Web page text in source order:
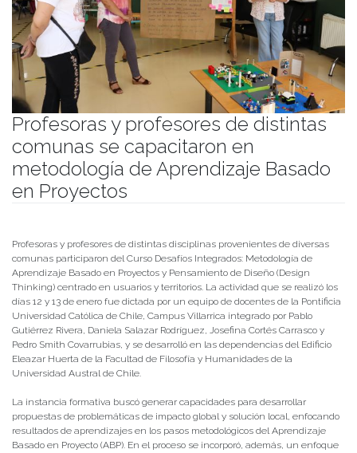
Profesoras y profesores de distintas
comunas se capacitaron en
metodología de Aprendizaje Basado
en Proyectos
Profesoras y profesores de distintas disciplinas provenientes de diversas
comunas participaron del Curso Desafíos Integrados: Metodología de
Aprendizaje Basado en Proyectos y Pensamiento de Diseño (Design
Thinking) centrado en usuarios y territorios. La actividad que se realizó los
días 12 y 13 de enero fue dictada por un equipo de docentes de la Pontificia
Universidad Católica de Chile, Campus Villarrica integrado por Pablo
Gutiérrez Rivera, Daniela Salazar Rodríguez, Josefina Cortés Carrasco y
Pedro Smith Covarrubias, y se desarrolló en las dependencias del Edificio
Eleazar Huerta de la Facultad de Filosofía y Humanidades de la
Universidad Austral de Chile.
La instancia formativa buscó generar capacidades para desarrollar
propuestas de problemáticas de impacto global y solución local, enfocando
resultados de aprendizajes en los pasos metodológicos del Aprendizaje
Basado en Proyecto (ABP). En el proceso se incorporó, además, un enfoque